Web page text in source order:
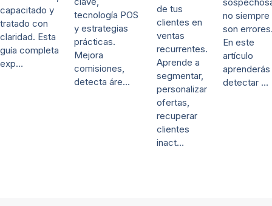
capacitado y
tratado con
claridad. Esta
guía completa
exp…
tecnología POS
y estrategias
prácticas.
Mejora
comisiones,
detecta áre…
de tus
clientes en
ventas
recurrentes.
Aprende a
segmentar,
personalizar
ofertas,
recuperar
clientes
inact…
no siempre
son
En este
artículo
aprenderás
detectar …